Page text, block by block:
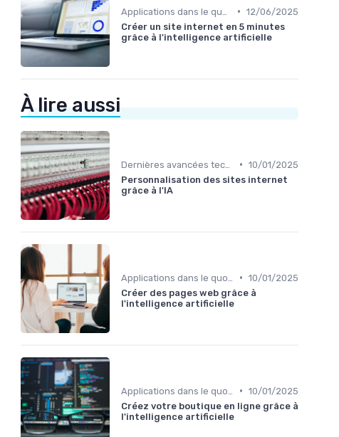
• 12/06/2025
Créer un site internet en 5 minutes
grâce à l'intelligence artificielle
À lire aussi
• 10/01/2025
Personnalisation des sites internet
grâce à l'IA
• 10/01/2025
Créer des pages web grâce à
l'intelligence artificielle
• 10/01/2025
Créez votre boutique en ligne grâce à
l'intelligence artificielle